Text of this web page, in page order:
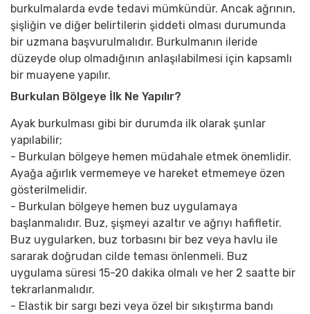
burkulmalarda evde tedavi mümkündür. Ancak ağrının,
şişliğin ve diğer belirtilerin şiddeti olması durumunda
bir uzmana başvurulmalıdır. Burkulmanın ileride
düzeyde olup olmadığının anlaşılabilmesi için kapsamlı
bir muayene yapılır.
Burkulan Bölgeye İlk Ne Yapılır?
Ayak burkulması gibi bir durumda ilk olarak şunlar
yapılabilir;
- Burkulan bölgeye hemen müdahale etmek önemlidir.
Ayağa ağırlık vermemeye ve hareket etmemeye özen
gösterilmelidir.
- Burkulan bölgeye hemen buz uygulamaya
başlanmalıdır. Buz, şişmeyi azaltır ve ağrıyı hafifletir.
Buz uygularken, buz torbasını bir bez veya havlu ile
sararak doğrudan cilde teması önlenmeli. Buz
uygulama süresi 15-20 dakika olmalı ve her 2 saatte bir
tekrarlanmalıdır.
- Elastik bir sargı bezi veya özel bir sıkıştırma bandı